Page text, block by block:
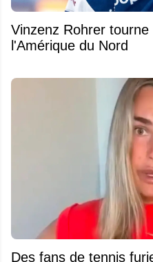
Vinzenz Rohrer
l'Amérique du Nord
Des fans de tennis